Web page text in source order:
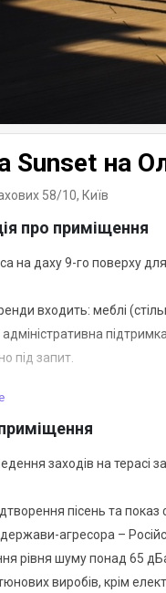
Sunset на
58/10, Київ
про приміщення
на даху 9-го поверху
входить: меблі
під запит.
заходів на терасі
пісень та
агресора –
рівня шуму понад 65
виробів, крім